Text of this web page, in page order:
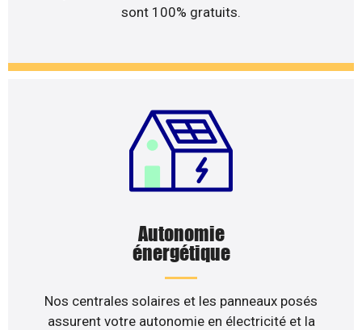
sont 100% gratuits.
Autonomie
énergétique
Nos centrales solaires et les panneaux posés
assurent votre autonomie en électricité et la